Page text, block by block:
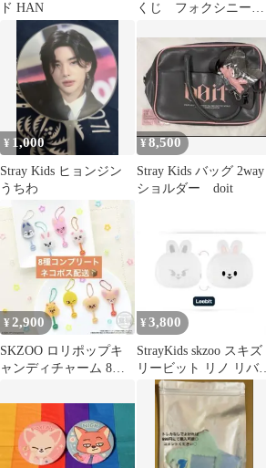
ド HAN
くじ フォクシニー
¥ 1,000
Stray Kids ヒョンジン
うちわ
¥8,500
Stray Kids バッグ 2way
ショルダー doit
¥2,900
SKZOO ロリポップキ
ャンディチャーム 8種
¥ 3,800
StrayKids skzoo スキズ
リービット リノ リバー
シブル ポーチ